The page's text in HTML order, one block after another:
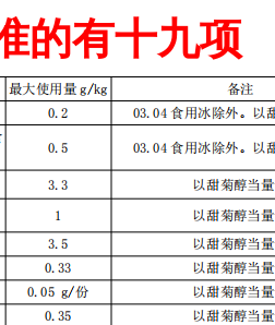
的有十九项